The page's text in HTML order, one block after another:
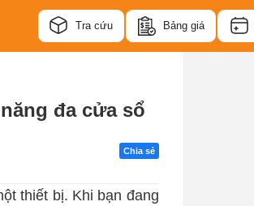
Tra cứu Bảng giá
đa cửa sổ
Chia sẻ
thiết bị. Khi bạn đang